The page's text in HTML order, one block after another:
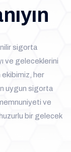
sigorta
ve geleceklerini
ekibimiz, her
uygun sigorta
ve
bir gelecek